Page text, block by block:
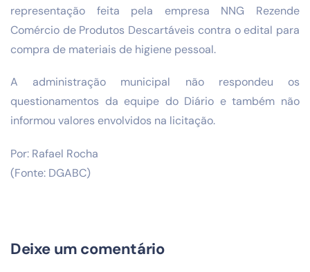
representação feita pela empresa NNG Rezende
Comércio de Produtos Descartáveis contra o edital para
compra de materiais de higiene pessoal.
A administração municipal não respondeu os
questionamentos da equipe do Diário e também não
informou valores envolvidos na licitação.
Por: Rafael Rocha
(Fonte: DGABC)
Deixe um comentário